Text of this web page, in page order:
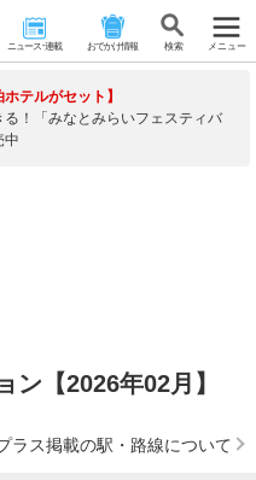
ニュース･連載 おでかけ情報 検 索 メニュー
テルがセット】
！「みなとみらいフェスティバ
中
ン【2026年02月】
ラス掲載の駅・路線について